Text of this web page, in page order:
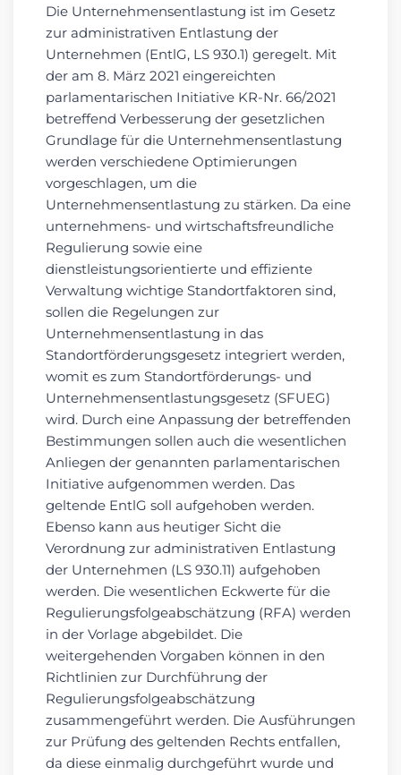
Die Unternehmensentlastung ist im Gesetz
zur administrativen Entlastung der
Unternehmen (EntlG, LS 930.1) geregelt. Mit
der am 8. März 2021 eingereichten
parlamentarischen Initiative KR-Nr. 66/2021
betreffend Verbesserung der gesetzlichen
Grundlage für die Unternehmensentlastung
werden verschiedene Optimierungen
vorgeschlagen, um die
Unternehmensentlastung zu stärken. Da eine
unternehmens- und wirtschaftsfreundliche
Regulierung sowie eine
dienstleistungsorientierte und effiziente
Verwaltung wichtige Standortfaktoren sind,
sollen die Regelungen zur
Unternehmensentlastung in das
Standortförderungsgesetz integriert werden,
womit es zum Standortförderungs- und
Unternehmensentlastungsgesetz (SFUEG)
wird. Durch eine Anpassung der betreffenden
Bestimmungen sollen auch die wesentlichen
Anliegen der genannten parlamentarischen
Initiative aufgenommen werden. Das
geltende EntlG soll aufgehoben werden.
Ebenso kann aus heutiger Sicht die
Verordnung zur administrativen Entlastung
der Unternehmen (LS 930.11) aufgehoben
werden. Die wesentlichen Eckwerte für die
Regulierungsfolgeabschätzung (RFA) werden
in der Vorlage abgebildet. Die
weitergehenden Vorgaben können in den
Richtlinien zur Durchführung der
Regulierungsfolgeabschätzung
zusammengeführt werden. Die Ausführungen
zur Prüfung des geltenden Rechts entfallen,
da diese einmalig durchgeführt wurde und